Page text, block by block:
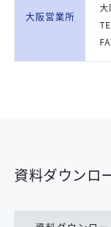
大阪営業所
資料ダウンロ